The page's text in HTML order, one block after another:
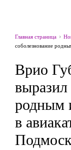
Главная страница
соболезнование
Врио
выразил
родным
в